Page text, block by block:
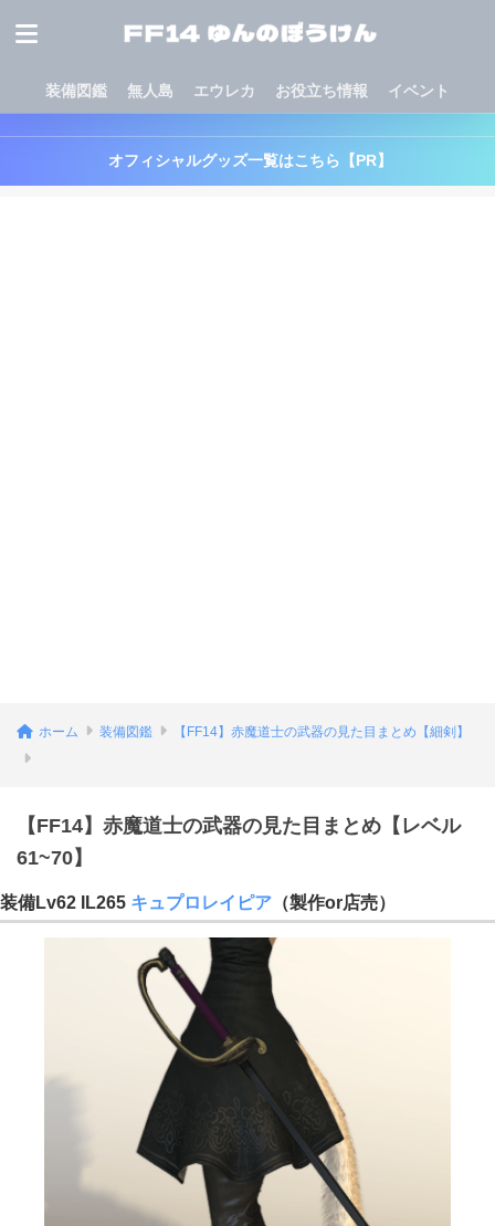
装備図鑑 無人島 エウレカ お役立ち情報 イベント
オフィシャルグッズ一覧はこちら【PR】
ホーム 装備図鑑 【FF14】赤魔道士の武器の見た目まとめ【細剣】
【FF14】赤魔道士の武器の見た目まとめ【レベル
61~70】
装備Lv62 IL265 キュプロレイピア （製作or店売）